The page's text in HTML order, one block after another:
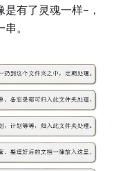
有了灵魂一样~，
。